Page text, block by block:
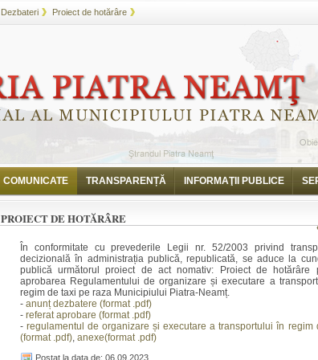
Dezbateri Proiect de hotărâre
COMUNICATE TRANSPARENȚĂ INFORMAŢII PUBLICE
PROIECT DE HOTĂRÂRE
În conformitate cu prevederile Legii nr. 52/2003 privind
decizională în administrația publică, republicată, se aduce la
publică următorul proiect de act nomativ: Proiect de hotărâre
aprobarea Regulamentului de organizare și executare a
regim de taxi pe raza Municipiului Piatra-Neamț.
- anunț dezbatere (format .pdf)
- referat aprobare (format .pdf)
- regulamentul de organizare și executare a transportului în regim
(format .pdf), anexe(format .pdf)
Postat la data de: 06.09.2023